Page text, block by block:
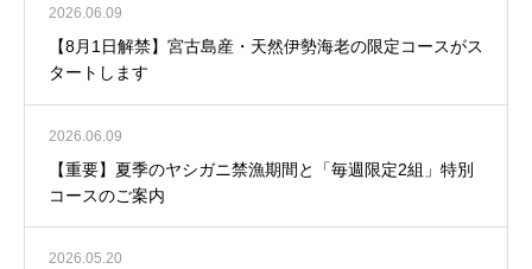
2026.06.09
【8月1日解禁】宮古島産・天然伊勢海老の限定コースがス
タートします
2026.06.09
【重要】夏季のヤシガニ禁漁期間と「毎週限定2組」特別
コースのご案内
2026.05.20